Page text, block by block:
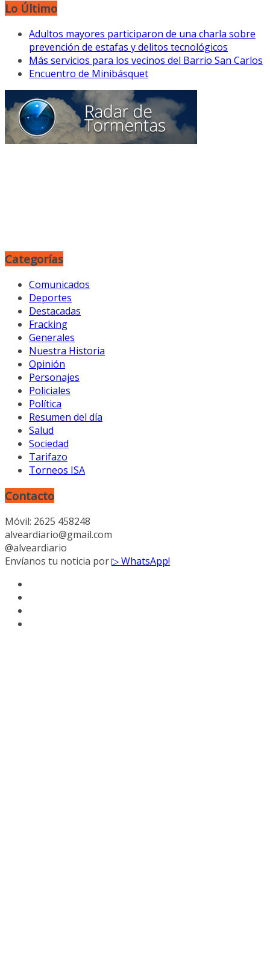
Lo Último
Adultos mayores participaron de una charla sobre
prevención de estafas y delitos tecnológicos
Más servicios para los vecinos del Barrio San Carlos
Encuentro de Minibásquet
Categorías
Comunicados
Deportes
Destacadas
Fracking
Generales
Nuestra Historia
Opinión
Personajes
Policiales
Política
Resumen del día
Salud
Sociedad
Tarifazo
Torneos ISA
Contacto
Móvil: 2625 458248
alveardiario@gmail.com
@alveardiario
Envíanos tu noticia por▷ WhatsApp!